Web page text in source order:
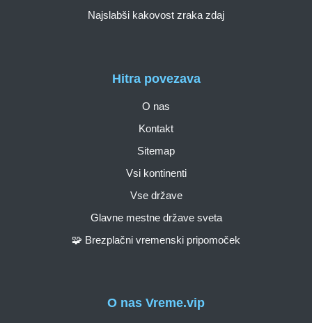
O nas Vreme.vip
Hitra povezava
O nas
Kontakt
Sitemap
Vsi kontinenti
Vse države
Glavne mestne države sveta
🧩 Brezplačni vremenski pripomoček
Najslabši kakovost zraka zdaj